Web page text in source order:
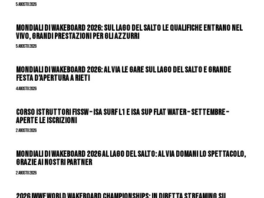
5 Agosto 2026
Mondiali di Wakeboard 2026: sul Lago del Salto le qualifiche entrano nel
vivo, grandi prestazioni per gli azzurri
5 Agosto 2026
Mondiali di Wakeboard 2026: al via le gare sul Lago del Salto e grande
festa d’apertura a Rieti
4 Agosto 2026
CORSO ISTRUTTORI FISSW – ISA SURF L1 e ISA SUP Flat Water – SETTEMBRE –
APERTE LE ISCRIZIONI
2 Agosto 2026
Mondiali di Wakeboard 2026 al Lago del Salto: al via domani lo spettacolo,
grazie ai nostri Partner
2 Agosto 2026